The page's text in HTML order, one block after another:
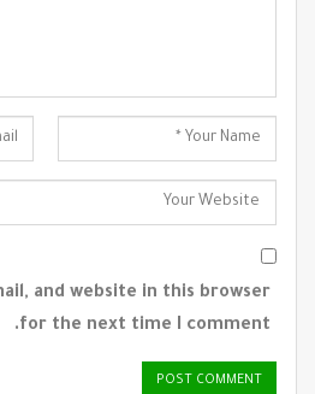
and website in this browser
for the next time I comment.